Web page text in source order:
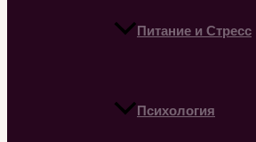
Питание и Стресс
Психология